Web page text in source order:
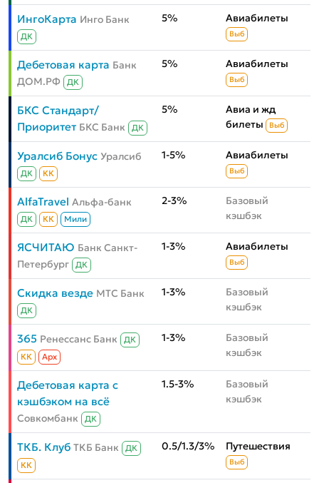
ИнгоКарта Инго Банк
ДК
5% Авиабилеты
Выб
Дебетовая карта Банк
ДОМ.РФ
ДК
5% Авиабилеты
Выб
БКС Стандарт/
Приоритет БКС Банк ДК
5%
Авиа и жд
билеты
Выб
Уралсиб Бонус Уралсиб
ДК КК
1-5% Авиабилеты
Выб
AlfaTravel Альфа-банк
ДК КК Мили
2-3%
Базовый
кэшбэк
ЯСЧИТАЮ Банк Санкт-
Петербург
ДК
1-3% Авиабилеты
Выб
Скидка везде МТС Банк
ДК
1-3%
Базовый
кэшбэк
365 Ренессанс Банк
ДК
КК
Aрх
1-3%
Базовый
кэшбэк
Дебетовая карта с
кэшбэком на всё
Совкомбанк ДК
1.5-3%
Базовый
кэшбэк
ТКБ. Клуб ТКБ Банк
ДК
КК
0.5/1.3/3% Путешествия
Выб